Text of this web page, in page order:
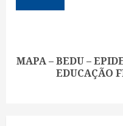
Next
MAPA – BEDU –
EDUCAÇÃO